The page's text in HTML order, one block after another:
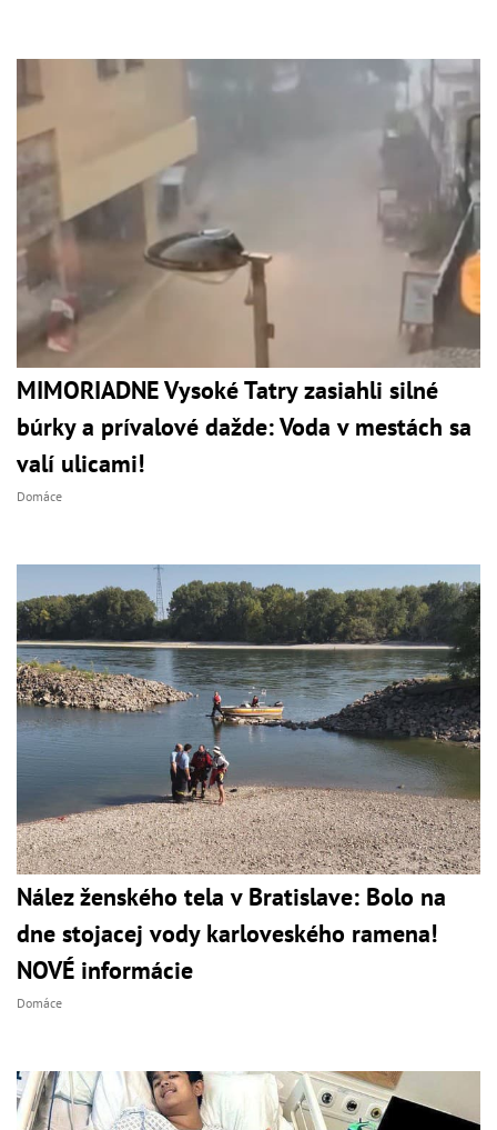
MIMORIADNE Vysoké Tatry zasiahli silné
búrky a prívalové dažde: Voda v mestách sa
valí ulicami!
Domáce
Nález ženského tela v Bratislave: Bolo na
dne stojacej vody karloveského ramena!
NOVÉ informácie
Domáce